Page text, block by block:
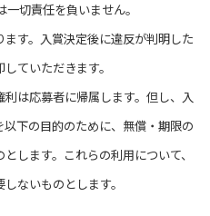
切責任を負いません。
す。入賞決定後に違反が判明した
ていただきます。
は応募者に帰属します。但し、入
下の目的のために、 無償・期限の
します。これらの利用について、
ないものとします。